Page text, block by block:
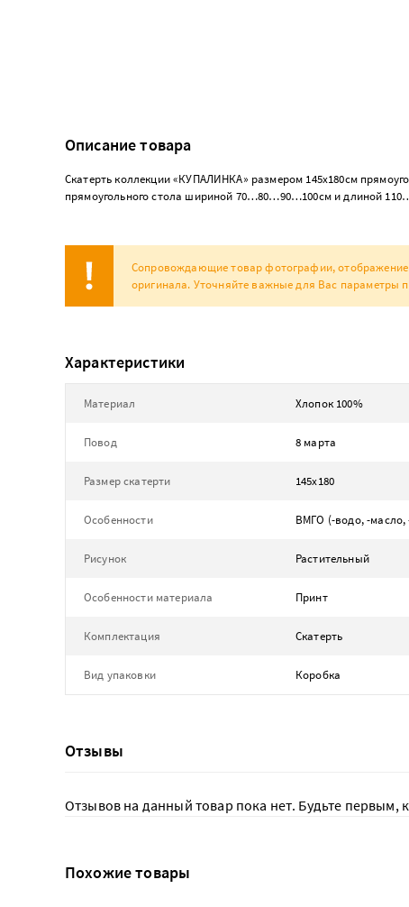
Описание товара
Скатерть коллекции «КУПАЛИНКА» размером 145х180см
прямоугольного стола шириной 70…80…90…100см и длиной
Сопровождающие товар фотографии, отображение
оригинала. Уточняйте важные для Вас параметры
Характеристики
Материал Хлопок 100%
Повод 8 марта
Размер скатерти 145х180
Особенности ВМГО (-водо, -масло,
Рисунок Растительный
Особенности материала Принт
Комплектация Скатерть
Вид упаковки Коробка
Отзывы
Отзывов на данный товар пока нет. Будьте первым,
Похожие товары